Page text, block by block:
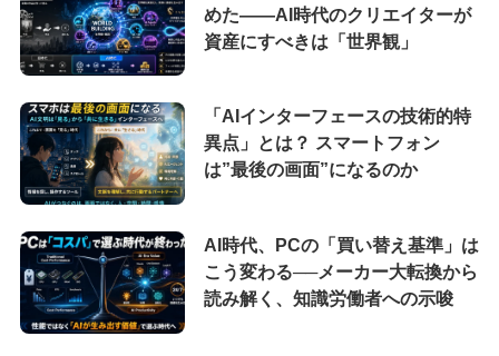
めた――AI時代のクリエイターが
資産にすべきは「世界観」
「AIインターフェースの技術的特
異点」とは？ スマートフォン
は”最後の画面”になるのか
AI時代、PCの「買い替え基準」は
こう変わる──メーカー大転換から
読み解く、知識労働者への示唆